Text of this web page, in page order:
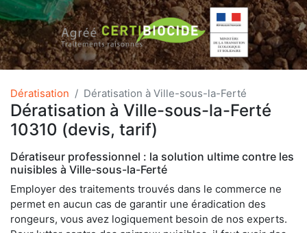
Dératisation Dératisation à Ville-sous-la-Ferté
Dératisation à Ville-sous-la-Ferté
10310 (devis, tarif)
Dératiseur professionnel : la solution ultime contre les
nuisibles à Ville-sous-la-Ferté
Employer des traitements trouvés dans le commerce ne
permet en aucun cas de garantir une éradication des
rongeurs, vous avez logiquement besoin de nos experts.